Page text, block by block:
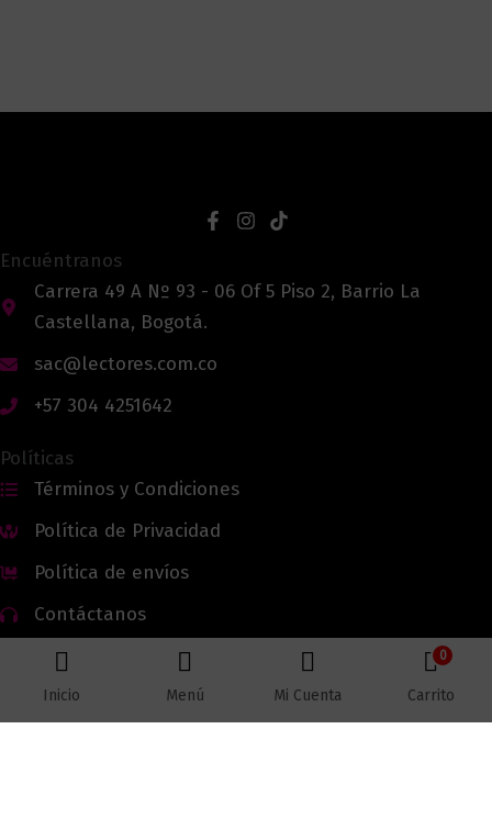
Encuéntranos
Carrera 49 A Nº 93 - 06 Of 5 Piso 2, Barrio La
Castellana, Bogotá.
sac@lectores.com.co
+57 304 4251642
Políticas
Términos y Condiciones
Política de Privacidad
Política de envíos
Contáctanos
Todos los derechos reservados © 2026 Lectores.co |
Inicio Menú Mi Cuenta
0
Carrito